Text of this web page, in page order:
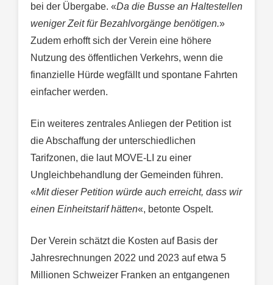
bei der Übergabe. «Da die Busse an Haltestellen
weniger Zeit für Bezahlvorgänge benötigen.»
Zudem erhofft sich der Verein eine höhere
Nutzung des öffentlichen Verkehrs, wenn die
finanzielle Hürde wegfällt und spontane Fahrten
einfacher werden.
Ein weiteres zentrales Anliegen der Petition ist
die Abschaffung der unterschiedlichen
Tarifzonen, die laut MOVE-LI zu einer
Ungleichbehandlung der Gemeinden führen.
«Mit dieser Petition würde auch erreicht, dass wir
einen Einheitstarif hätten«, betonte Ospelt.
Der Verein schätzt die Kosten auf Basis der
Jahresrechnungen 2022 und 2023 auf etwa 5
Millionen Schweizer Franken an entgangenen